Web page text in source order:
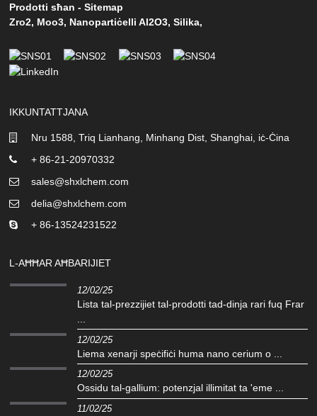
Prodotti sħan -Sitemap
Zro2, Moo3, Nanopartiċelli Al2O3,Silika,
IKKUNTATTJANA
Nru 1588, Triq Lianhang, Minhang Dist, Shanghai, iċ-Ċina
+ 86-21-20970332
sales@shxlchem.com
delia@shxlchem.com
+ 86-13524231522
L-AĦĦAR AĦBARIJIET
12/02/25
Lista tal-prezzijiet tal-prodotti tad-dinja rari fuq Frar
12/02/25
Liema xenarji speċifiċi huma nano cerium o ...
12/02/25
Ossidu tal-gallium: potenzjal illimitat ta 'eme ...
11/02/25